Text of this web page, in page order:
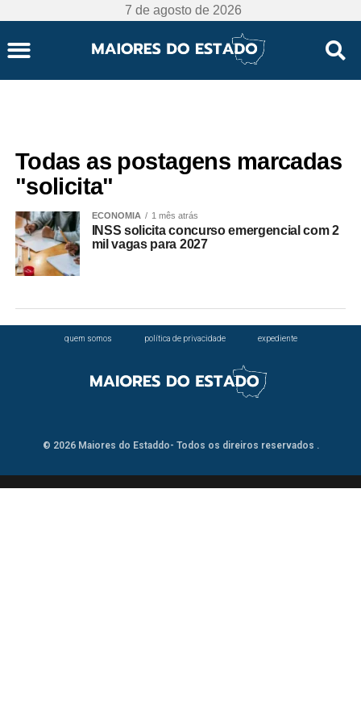
7 de agosto de 2026
Todas as postagens marcadas
"solicita"
ECONOMIA 1 mês atrás
INSS solicita concurso emergencial com 2
mil vagas para 2027
quem somos política de privacidade expediente
© 2026 Maiores do Estaddo- Todos os direiros reservados .